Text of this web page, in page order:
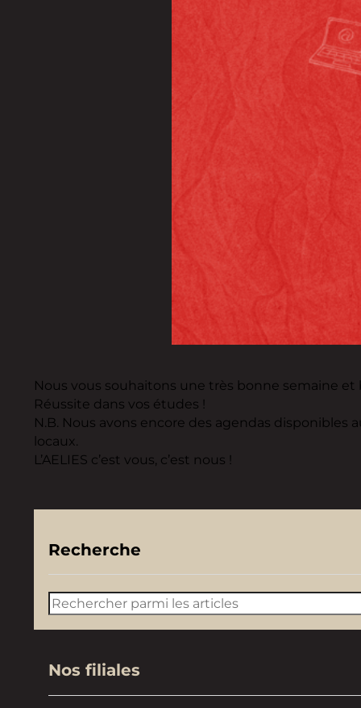
Nous vous souhaitons une très bonne semaine
Réussite dans vos études !
N.B. Nous avons encore des agendas disponibles
locaux.
L’AELIES c’est vous, c’est nous !
Recherche
Rechercher
Nos filiales